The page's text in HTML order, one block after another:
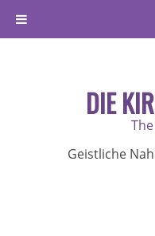
DIE
Geistliche